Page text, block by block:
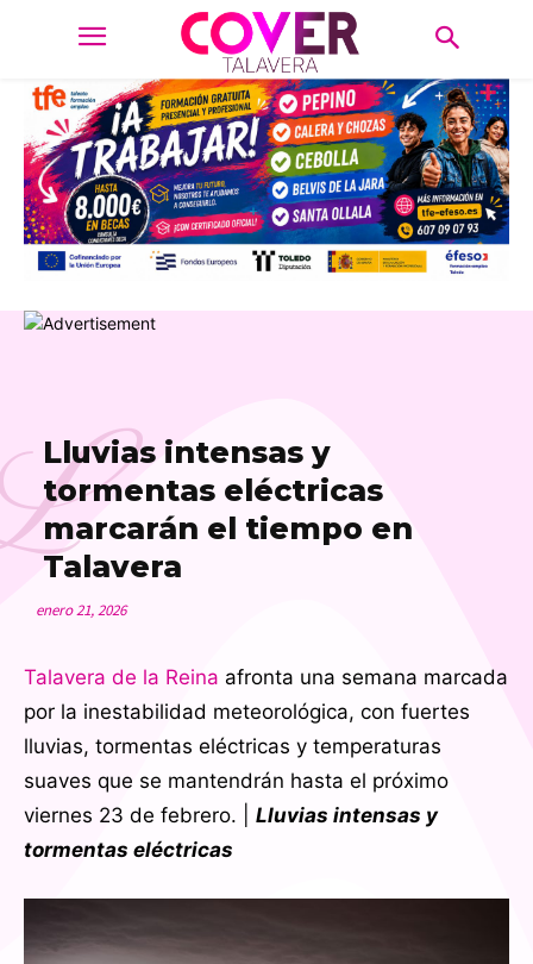
Lluvias intensas y
tormentas eléctricas
marcarán el tiempo en
Talavera
enero 21, 2026
Talavera de la Reina afronta una semana marcada
por la inestabilidad meteorológica, con fuertes
lluvias, tormentas eléctricas y temperaturas
suaves que se mantendrán hasta el próximo
viernes 23 de febrero. | Lluvias intensas y
tormentas eléctricas